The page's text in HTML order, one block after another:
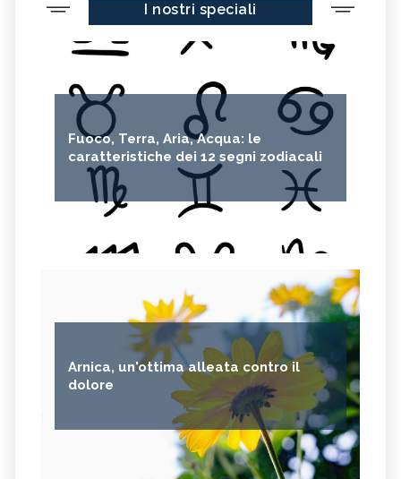
I nostri speciali
Fuoco, Terra, Aria, Acqua: le
caratteristiche dei 12 segni zodiacali
Arnica, un'ottima alleata contro il
dolore